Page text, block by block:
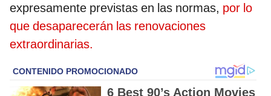
expresamente previstas en las normas, por lo
que desaparecerán las renovaciones
extraordinarias.